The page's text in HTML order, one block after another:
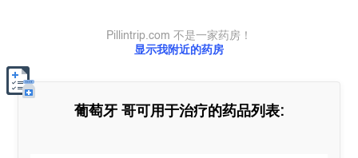
显示我附近的药房
Pillintrip.com 不是一家药房！
葡萄牙 哥可用于治疗的药品列表: